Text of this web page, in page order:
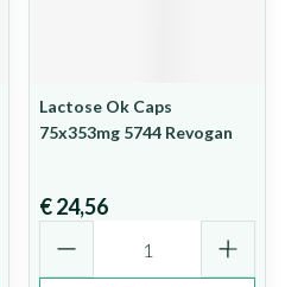
Lactose Ok Caps
75x353mg 5744 Revogan
€ 24,56